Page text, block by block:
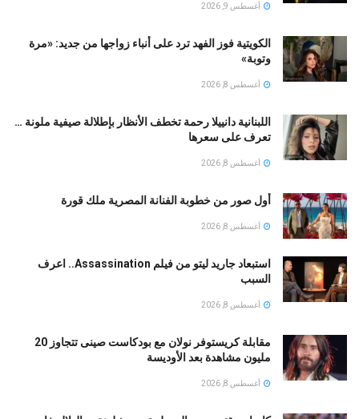
أغسطس 9, 2026
الكويتية فوز الفهد ترد على أنباء زواجها من جديد: «مرة
وتوبة» ‏
أغسطس 8, 2026
اللبنانية دانييلا رحمة تخطف الأنظار بإطلالة صيفية ملونة …
تعرف على سعرها
أغسطس 8, 2026
أول صور من خطوبة الفنانة المصرية ملك قورة
أغسطس 8, 2026
استبعاد جاريد ليتو من فيلم Assassination.. اعرف
السبب
أغسطس 8, 2026
مقابلة كريستوفر نولان مع بودكاست صينى تتجاوز 20
مليون مشاهدة بعد الأوديسة
أغسطس 8, 2026